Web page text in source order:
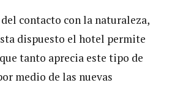
contacto con la naturaleza,
dispuesto el hotel permite
tanto aprecia este tipo de
medio de las nuevas